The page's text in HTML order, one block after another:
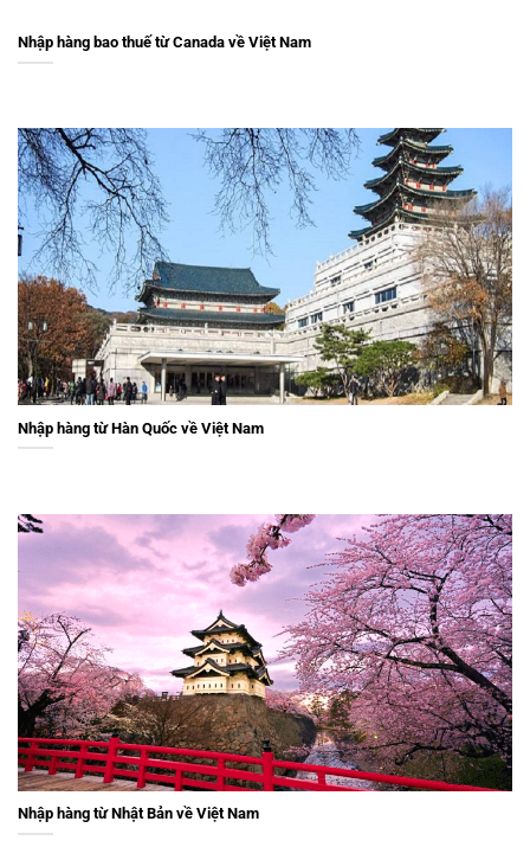
Nhập hàng bao thuế từ Canada về Việt Nam
Nhập hàng từ Hàn Quốc về Việt Nam
Nhập hàng từ Nhật Bản về Việt Nam